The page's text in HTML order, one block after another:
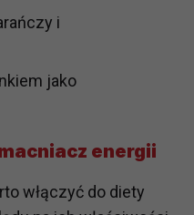
i
jako
energii
włączyć do diety